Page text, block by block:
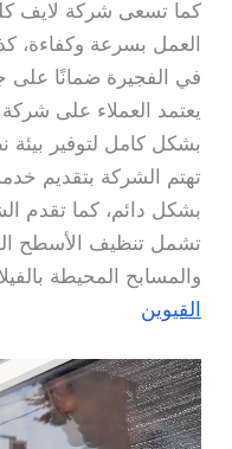
كما تسعى شركة لايف
العمل بسرعة وكفاءة،
في الفجيرة ضمانًا على
يعتمد العملاء على
بشكل كامل لتوفير بيئة
تهتم الشركة بتقديم
بشكل دائم، كما تقدم
تشمل تنظيف الأسطح
والمسابح المحيطة
القيوين